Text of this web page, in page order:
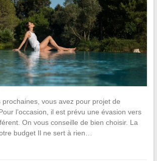
prochaines, vous avez pour projet de
l’occasion, il est prévu une évasion vers
On vous conseille de bien choisir. La
budget Il ne sert à rien…